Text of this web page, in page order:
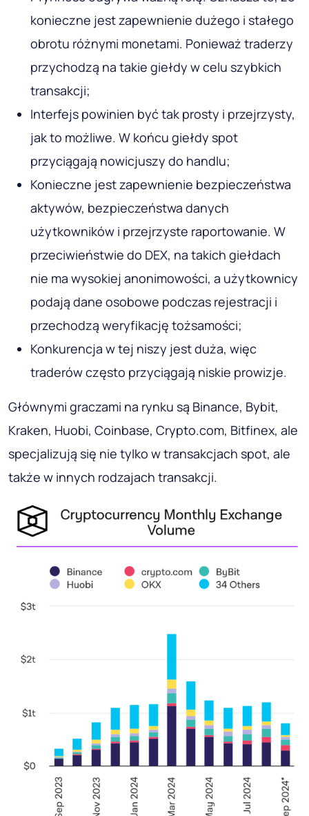
konieczne jest zapewnienie dużego i stałego
obrotu różnymi monetami. Ponieważ traderzy
przychodzą na takie giełdy w celu szybkich
transakcji;
Interfejs powinien być tak prosty i przejrzysty,
jak to możliwe. W końcu giełdy spot
przyciągają nowicjuszy do handlu;
Konieczne jest zapewnienie bezpieczeństwa
aktywów, bezpieczeństwa danych
użytkowników i przejrzyste raportowanie. W
przeciwieństwie do DEX, na takich giełdach
nie ma wysokiej anonimowości, a użytkownicy
podają dane osobowe podczas rejestracji i
przechodzą weryfikację tożsamości;
Konkurencja w tej niszy jest duża, więc
traderów często przyciągają niskie prowizje.
Głównymi graczami na rynku są Binance, Bybit,
Kraken, Huobi, Coinbase, Crypto.com, Bitfinex, ale
specjalizują się nie tylko w transakcjach spot, ale
także w innych rodzajach transakcji.